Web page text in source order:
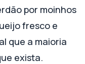
por moinhos
fresco e
que a maioria
exista.